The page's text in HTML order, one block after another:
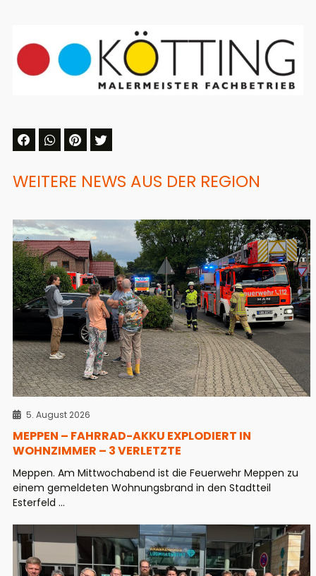
WEITERE NEWS AUS DER REGION
5. August 2026
MEPPEN – FAHRRAD-AKKU EXPLODIERT IN
WOHNZIMMER – 3 VERLETZTE
Meppen. Am Mittwochabend ist die Feuerwehr Meppen zu
einem gemeldeten Wohnungsbrand in den Stadtteil
Esterfeld ...